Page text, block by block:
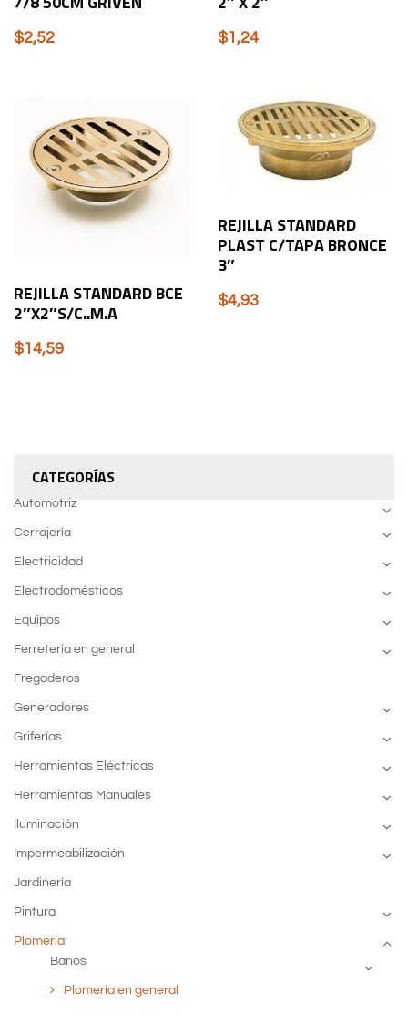
CATEGORÍAS
Automotriz
Cerrajería
Electricidad
Electrodomésticos
Equipos
Ferretería en general
Fregaderos
Generadores
Griferías
Herramientas Eléctricas
Herramientas Manuales
Iluminación
Impermeabilización
Jardinería
Pintura
Plomería
Baños
Plomería en general
$2,52 $1,24
REJILLA STANDARD BCE
2″X2″S/C..M.A
$14,59
REJILLA STANDARD
PLAST C/TAPA BRONCE
3″
$4,93